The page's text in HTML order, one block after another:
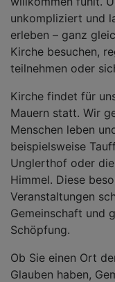
unkompliziert und
erleben – ganz
Kirche besuchen,
teilnehmen oder
Kirche findet für
Mauern statt. Wir
Menschen leben
beispielsweise
Unglerthof oder
Himmel. Diese
Veranstaltungen
Gemeinschaft und
Schöpfung.
Ob Sie einen Ort
Glauben haben,